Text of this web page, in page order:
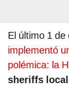
El último 1 de
implementó
polémica: la
sheriffs